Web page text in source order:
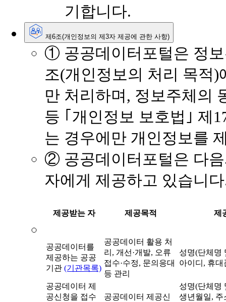
기합니다.
제6조(개인정보의 제3자 제공에 관한 사항)
① 공공데이터포털은 정
조(개인정보의 처리 목적
만 처리하며, 정보주체의
등 ｢개인정보 보호법｣ 제
는 경우에만 개인정보를
② 공공데이터포털은 다
자에게 제공하고 있습니
제공받는 자 제공목적 제
공공데이터를
제공하는 공공
기관 (기관목록)
공공데이터 활용 처
리, 개선·개발, 오류
접수·수정, 문의응대
등 관리
성명(단체명
아이디, 휴
공공데이터 제
공신청을 접수
공공데이터 제공신
성명(단체명
생년월일, 주